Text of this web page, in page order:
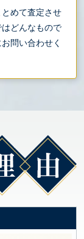
めて査定させ
どんなもので
問い合わせく